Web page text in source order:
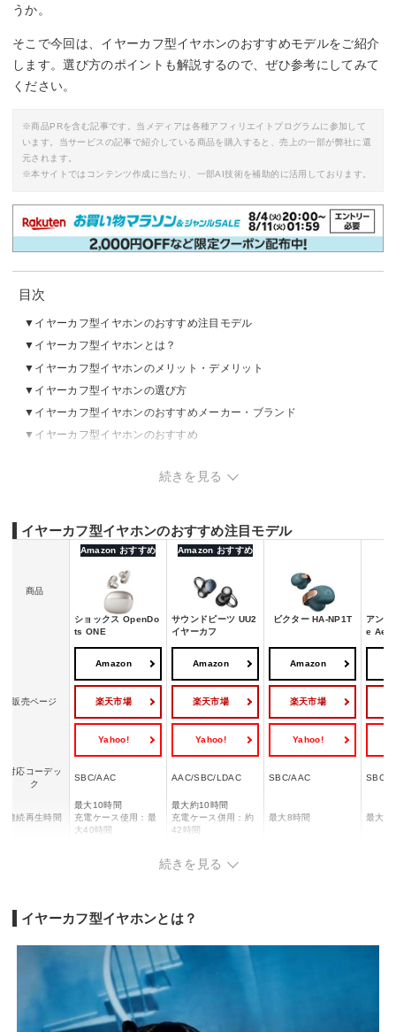
うか。
そこで今回は、イヤーカフ型イヤホンのおすすめモデルをご紹介
します。選び方のポイントも解説するので、ぜひ参考にしてみて
ください。
※商品PRを含む記事です。当メディアは各種アフィリエイトプログラムに参加して
います。当サービスの記事で紹介している商品を購入すると、売上の一部が弊社に還
元されます。
※本サイトではコンテンツ作成に当たり、一部AI技術を補助的に活用しております。
目次
イヤーカフ型イヤホンのおすすめ注目モデル
イヤーカフ型イヤホンとは？
イヤーカフ型イヤホンのメリット・デメリット
イヤーカフ型イヤホンの選び方
イヤーカフ型イヤホンのおすすめメーカー・ブランド
イヤーカフ型イヤホンのおすすめ
続きを見る
イヤーカフ型イヤホンのおすすめ注目モデル
商品
Amazon おすすめ
ショックス OpenDo
ts ONE
Amazon おすすめ
サウンドピーツ UU2
イヤーカフ
ビクター HA-NP1T
アン
e
販売ページ
Amazon
楽天市場
Yahoo!
Amazon
楽天市場
Yahoo!
Amazon
楽天市場
Yahoo!
対応コーデッ
ク
SBC/AAC AAC/SBC/LDAC SBC/AAC SBC/
連続再生時間
最大10時間
充電ケース使用：最
大40時間
最大約10時間
充電ケース併用：約
42時間
最大8時間 最大8
充電ケース(充電ケー
防水・防塵性
IP54 IPX5
◯
続きを見る
イヤーカフ型イヤホンとは？